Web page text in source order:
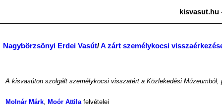
kisvasut.hu
Nagybörzsönyi Erdei Vasút/A zárt személykocsi
A kisvasúton szolgált személykocsi visszatért a Közlekedési
Molnár Márk, Moór Attilafelvételei